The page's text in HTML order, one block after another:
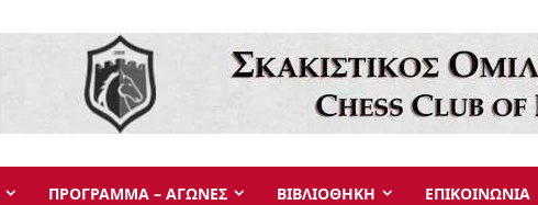
ΠΡΟΓΡΑΜΜΑ – ΑΓΩΝΕΣ ΒΙΒΛΙΟΘΗΚΗ ΕΠΙΚΟΙΝΩΝΙΑ